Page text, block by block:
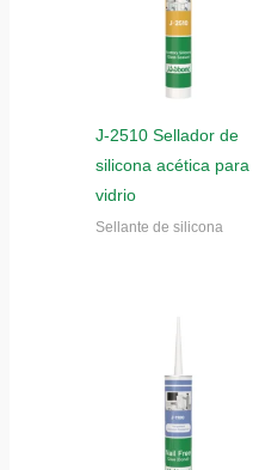
J-2510 Sellador de
silicona acética para
vidrio
Sellante de silicona